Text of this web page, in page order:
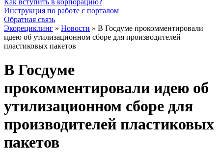
Как вступить в корпорацию?
Инструкция по работе с порталом
Обратная связь
Экорециклинг » Новости » В Госдуме прокомментировали
идею об утилизационном сборе для производителей
пластиковых пакетов
В Госдуме
прокомментировали идею об
утилизационном сборе для
производителей пластиковых
пакетов